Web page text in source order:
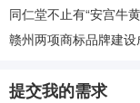
同仁堂不止有“安宫牛
赣州两项商标品牌建
提交我的需求